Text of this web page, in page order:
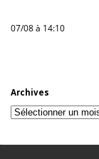
07/08 à 14:10
Archives
Archives